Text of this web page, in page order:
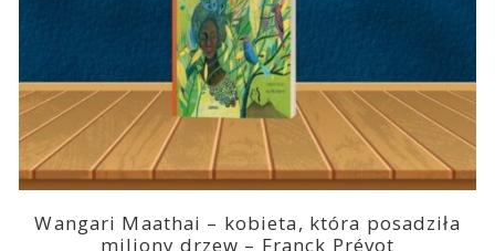
Wangari Maathai – kobieta, która posadziła
miliony drzew – Franck Prévot